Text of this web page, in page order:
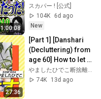
1:00:08
置だった！裏で手引
きする黒幕とは！？
＜独特な視点の客が
集まるBARシーズン
3#8＞
スカパー ! [公式]
104K
6d ago
New
27:36
[Part 1] [Danshari
(Decluttering) from
age 60] How to let
go of sentimental
items and live for
やましたひでこ断捨離®︎公式チャンネル
74K
13d ago